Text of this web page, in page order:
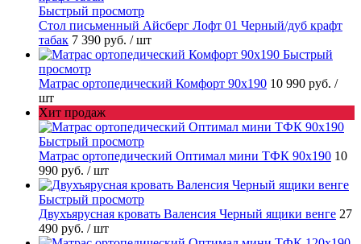
Быстрый просмотр
Стол письменный Айсберг Лофт 01 Черный/дуб крафт
табак 7 390 руб. / шт
Быстрый
просмотр
Матрас ортопедический Комфорт 90х190 10 990 руб. /
шт
Хит продаж
Быстрый просмотр
Матрас ортопедический Оптимал мини ТФК 90х190 10
990 руб. / шт
Быстрый просмотр
Двухъярусная кровать Валенсия Черный ящики венге 27
490 руб. / шт